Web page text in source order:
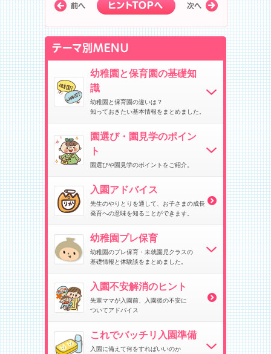
幼稚園と保育園の基礎知
識
幼稚園と保育園の違いは？
知っておきたい基本情報をまとめました。
園選び・園見学のポイン
ト
園選びや園見学のポイントをご紹介。
入園アドバイス
先生のやりとりを通して、お子さまの成長
発育への意味を知ることができます。
幼稚園プレ保育
幼稚園のプレ保育・未就園児クラスの
基礎情報と体験談をまとめました。
入園不安解消のヒント
先輩ママが入園前、入園後の不安に
ついてアドバイス
これでバッチリ入園準備
入園に備えて何をすればいいのか